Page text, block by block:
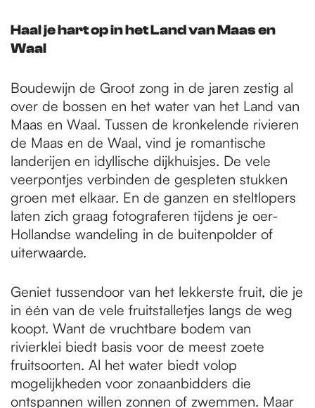
Haal je hart op in het Land van Maas en
Waal
Boudewijn de Groot zong in de jaren zestig al
over de bossen en het water van het Land van
Maas en Waal. Tussen de kronkelende rivieren
de Maas en de Waal, vind je romantische
landerijen en idyllische dijkhuisjes. De vele
veerpontjes verbinden de gespleten stukken
groen met elkaar. En de ganzen en steltlopers
laten zich graag fotograferen tijdens je oer-
Hollandse wandeling in de buitenpolder of
uiterwaarde.
Geniet tussendoor van het lekkerste fruit, die je
in één van de vele fruitstalletjes langs de weg
koopt. Want de vruchtbare bodem van
rivierklei biedt basis voor de meest zoete
fruitsoorten. Al het water biedt volop
mogelijkheden voor zonaanbidders die
ontspannen willen zonnen of zwemmen. Maar